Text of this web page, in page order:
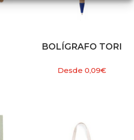
BOLÍGRAFO TORI
Desde 0,09€